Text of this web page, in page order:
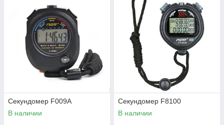
старые модели можно заказать через интернет, выбрав
нужный именно вам товар, больше не нужно ходить по
магазинам, достаточно лишь найти нужный для вас
секундомер возможно таймер, заказать и оплатить и ваш
заказ доставят по почте. Все удобства для вас!
Секундомер F009A
В наличии
Секундомер F8100
В наличии